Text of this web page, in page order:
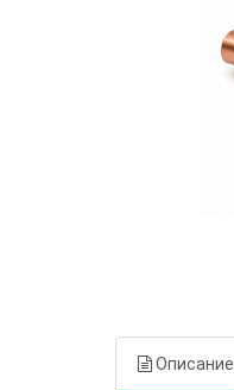
Описание